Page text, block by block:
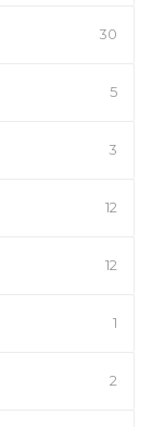
30
5
3
12
12
1
2